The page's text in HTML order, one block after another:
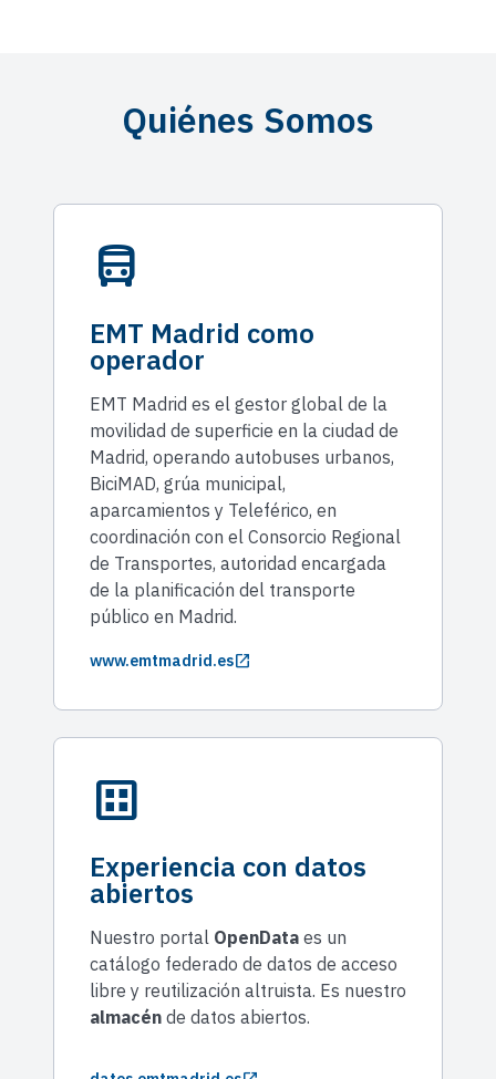
Quiénes Somos
directions_bus
EMT Madrid como
operador
EMT Madrid es el gestor global de la
movilidad de superficie en la ciudad de
Madrid, operando autobuses urbanos,
BiciMAD, grúa municipal,
aparcamientos y Teleférico, en
coordinación con el Consorcio Regional
de Transportes, autoridad encargada
de la planificación del transporte
público en Madrid.
www.emtmadrid.esopen_in_new
dataset
Experiencia con datos
abiertos
Nuestro portal OpenData es un
catálogo federado de datos de acceso
libre y reutilización altruista. Es nuestro
almacén de datos abiertos.